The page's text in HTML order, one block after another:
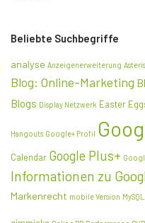
Beliebte Suchbegriffe
analyse Anzeigenerweiterung
Blog: Online-Marketing
Blogs Display Netzwerk Easter
Hangouts Google+ Profil
Calendar Google Plus+
Informationen zu
Markenrecht mobile Version MySQL